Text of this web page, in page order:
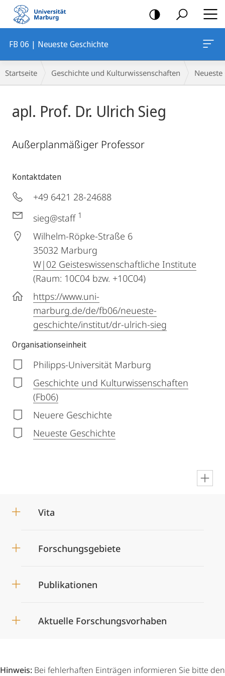
Mobile-
Navigation
FB 06 | Neueste Geschichte
Breadcrumb-
Navigation
Startseite Geschichte und Kulturwissenschaften Neueste
apl. Prof. Dr. Ulrich Sieg
Außerplanmäßiger Professor
Kontaktdaten
+49 6421 28-24688
sieg@staff 1
Wilhelm-Röpke-Straße 6
35032 Marburg
W|02 Geisteswissenschaftliche Institute
(Raum: 10C04 bzw. +10C04)
https://www.uni-
marburg.de/de/fb06/neueste-
geschichte/institut/dr-ulrich-sieg
Organisationseinheit
Philipps-Universität Marburg
Geschichte und Kulturwissenschaften
(Fb06)
Neuere Geschichte
Neueste Geschichte
Vita
Forschungsgebiete
Publikationen
Aktuelle Forschungsvorhaben
Hinweis: Bei fehlerhaften Einträgen informieren Sie bitte den